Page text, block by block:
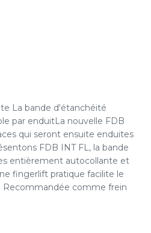
La bande d'étanchéité
par enduitLa nouvelle FDB
qui seront ensuite enduites
FDB INT FL, la bande
entièrement autocollante et
fingerlift pratique facilite le
comme frein